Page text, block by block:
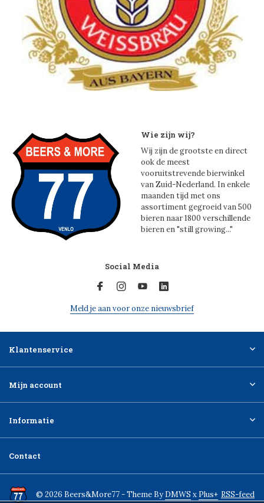
Wie zijn wij?
Wij zijn de grootste en direct
ook de meest
vooruitstrevende bierwinkel
van Zuid-Nederland. In enkele
maanden tijd met ons
assortiment gegroeid van 500
bieren naar 1800 verschillende
bieren en "still growing..."
Social Media
Meld je aan voor onze nieuwsbrief
Klantenservice
Mijn account
Informatie
Contact
© 2026 Beers&More77 - Theme ByDMWS x Plus+ RSS-feed